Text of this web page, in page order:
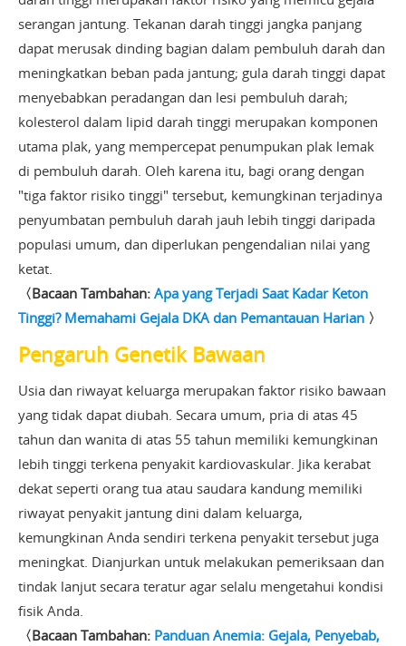
serangan jantung. Tekanan darah tinggi jangka panjang
dapat merusak dinding bagian dalam pembuluh darah dan
meningkatkan beban pada jantung; gula darah tinggi dapat
menyebabkan peradangan dan lesi pembuluh darah;
kolesterol dalam lipid darah tinggi merupakan komponen
utama plak, yang mempercepat penumpukan plak lemak
di pembuluh darah. Oleh karena itu, bagi orang dengan
"tiga faktor risiko tinggi" tersebut, kemungkinan terjadinya
penyumbatan pembuluh darah jauh lebih tinggi daripada
populasi umum, dan diperlukan pengendalian nilai yang
ketat.
〈Bacaan Tambahan: Apa yang Terjadi Saat Kadar Keton
Tinggi? Memahami Gejala DKA dan Pemantauan Harian 〉
Pengaruh Genetik Bawaan
Usia dan riwayat keluarga merupakan faktor risiko bawaan
yang tidak dapat diubah. Secara umum, pria di atas 45
tahun dan wanita di atas 55 tahun memiliki kemungkinan
lebih tinggi terkena penyakit kardiovaskular. Jika kerabat
dekat seperti orang tua atau saudara kandung memiliki
riwayat penyakit jantung dini dalam keluarga,
kemungkinan Anda sendiri terkena penyakit tersebut juga
meningkat. Dianjurkan untuk melakukan pemeriksaan dan
tindak lanjut secara teratur agar selalu mengetahui kondisi
fisik Anda.
〈Bacaan Tambahan: Panduan Anemia: Gejala, Penyebab,